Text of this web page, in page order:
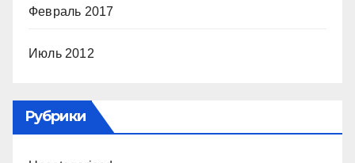
Февраль 2017
Июль 2012
Рубрики